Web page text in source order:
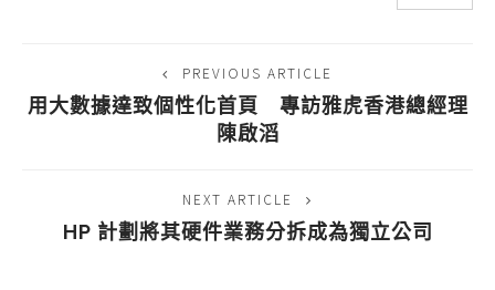
PREVIOUS ARTICLE
用大數據達致個性化首頁 專訪雅虎香港總經理
陳啟滔
NEXT ARTICLE
HP 計劃將其硬件業務分拆成為獨立公司